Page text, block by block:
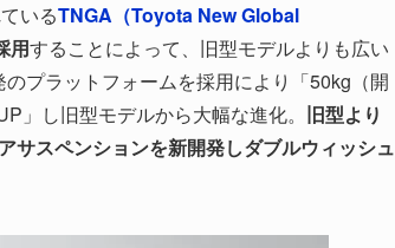
いるTNGA（Toyota New Global
用することによって、旧型モデルよりも広い
プラットフォームを採用により「50kg（開
」し旧型モデルから大幅な進化。 旧型より
サスペンションを新開発しダブルウィッシュ